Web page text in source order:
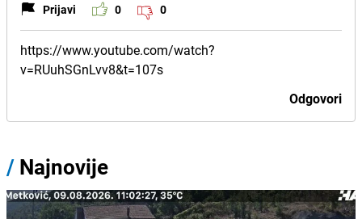
Prijavi 0 0
https://www.youtube.com/watch?
v=RUuhSGnLvv8&t=107s
Odgovori
/ Najnovije